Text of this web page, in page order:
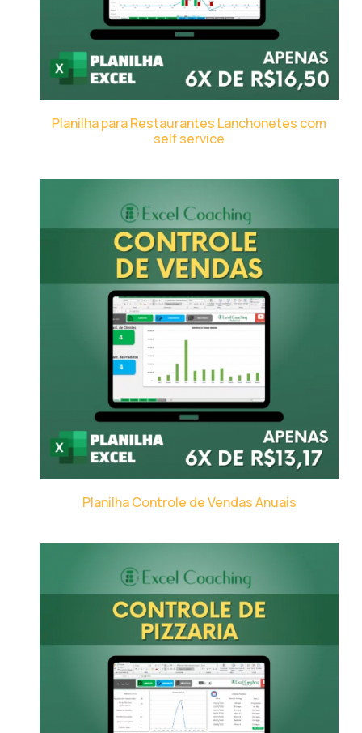
Planilha para Restaurantes Lanchonetes com
self service
Planilha Controle de Vendas Anuais